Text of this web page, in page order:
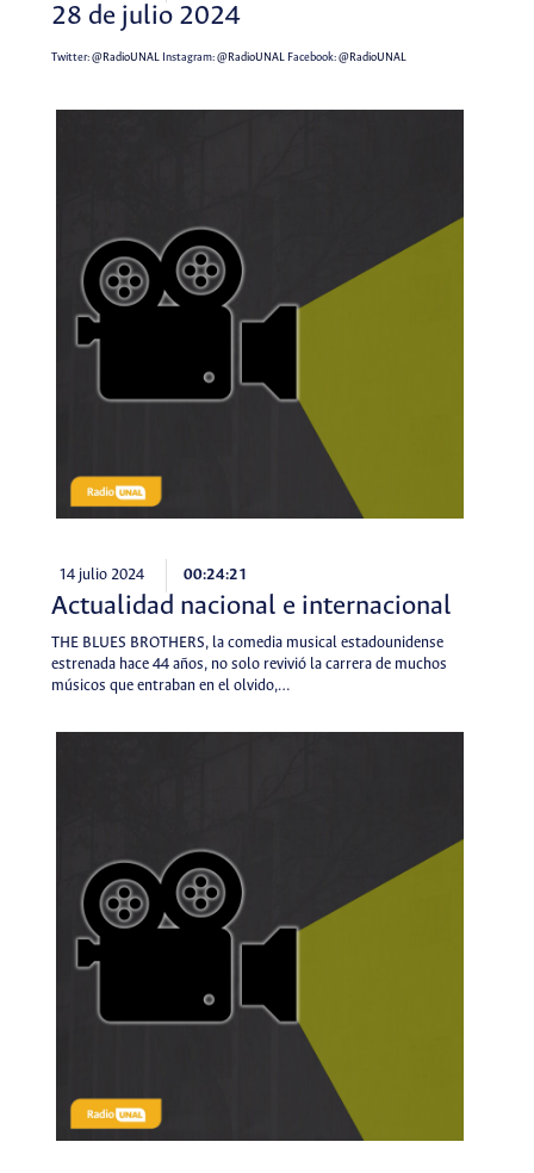
28 de julio 2024
Twitter:@RadioUNALInstagram:@RadioUNALFacebook:@RadioUNAL
14 julio 2024 00:24:21
Actualidad nacional e internacional
THE BLUES BROTHERS, la comedia musical estadounidense
estrenada hace 44 años, no solo revivió la carrera de muchos
músicos que entraban en el olvido,…